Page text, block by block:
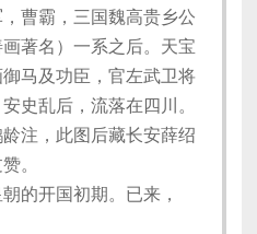
曹霸，三国魏高贵乡公
著名）一系之后。天宝
马及功臣，官左武卫将
史乱后，流落在四川。
注，此图后藏长安薛绍
。
的开国初期。已来，